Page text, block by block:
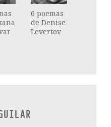
6 poemas
de Denise
Levertov